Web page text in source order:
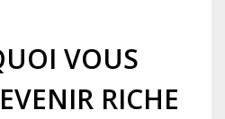
VOUS
RICHE